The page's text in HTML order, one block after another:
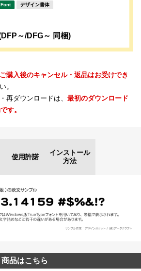
デザイン書体
～/DFG～ 同梱)
ご購入後のキャンセル・返品はお受けでき
。
再ダウンロードは、 最初のダウンロード
す。
使用許諾
インストール
方法
品はこちら